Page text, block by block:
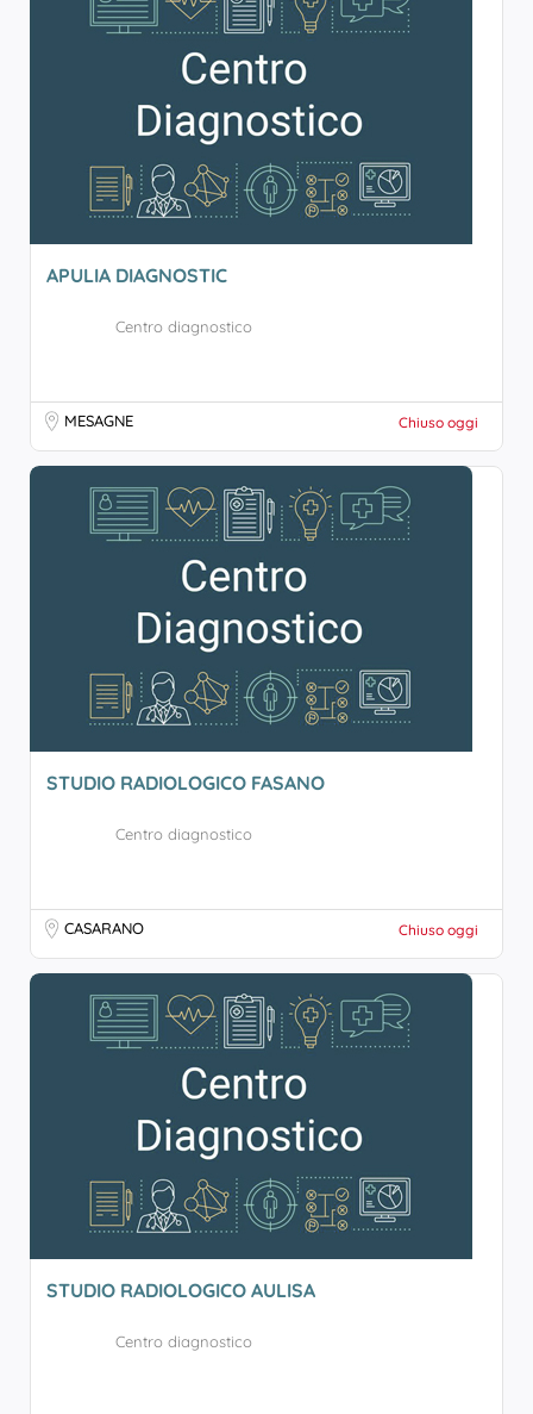
APULIA DIAGNOSTIC
Centro diagnostico
MESAGNE Chiuso oggi
STUDIO RADIOLOGICO FASANO
Centro diagnostico
CASARANO Chiuso oggi
STUDIO RADIOLOGICO AULISA
Centro diagnostico